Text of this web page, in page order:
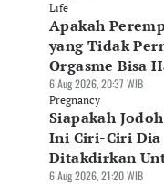
Life
Apakah
yang Tidak
Orgasme Bisa
6 Aug 2026, 20:37 WIB
Pregnancy
Siapakah
Ini Ciri-Ciri Dia
Ditakdirkan
6 Aug 2026, 21:20 WIB